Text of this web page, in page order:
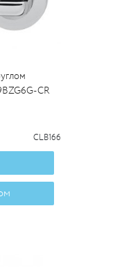
CR
CLB166